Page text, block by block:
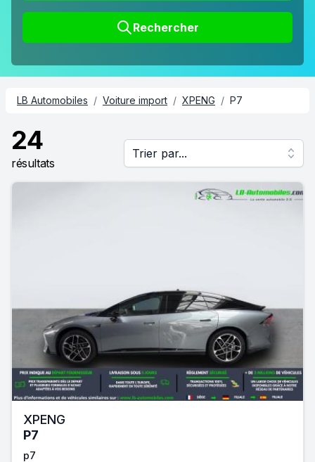
Rechercher
LB Automobiles / Voiture import / XPENG / P7
24
résultats
Trier par...
XPENG
P7
p7